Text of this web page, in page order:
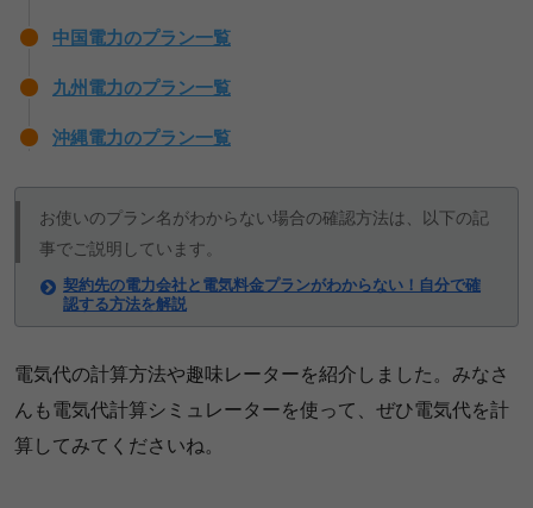
中国電力のプラン一覧
九州電力のプラン一覧
沖縄電力のプラン一覧
お使いのプラン名がわからない場合の確認方法は、以下の記
事でご説明しています。
契約先の電力会社と電気料金プランがわからない！自分で確
認する方法を解説
電気代の計算方法や趣味レーターを紹介しました。みなさ
んも電気代計算シミュレーターを使って、ぜひ電気代を計
算してみてくださいね。